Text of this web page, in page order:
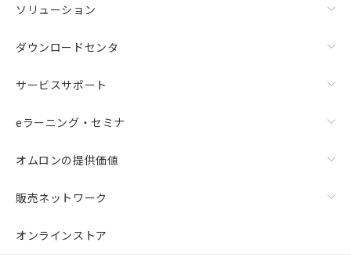
ソリューション
ダウンロードセンタ
サービスサポート
eラーニング・セミナ
オムロンの提供価値
販売ネットワーク
オンラインストア